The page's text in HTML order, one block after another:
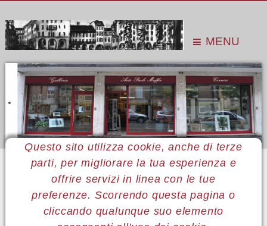
MENU
Questo sito utilizza cookie, anche di terze
parti, per migliorare la tua esperienza e
offrire servizi in linea con le tue
preferenze. Scorrendo questa pagina o
cliccando qualunque suo elemento
Sei qui: Home Le mostre
Mostre 2015
Rosalia Costanza
Catalogo della mostra
MENÙ ROSALIA COSTANZA